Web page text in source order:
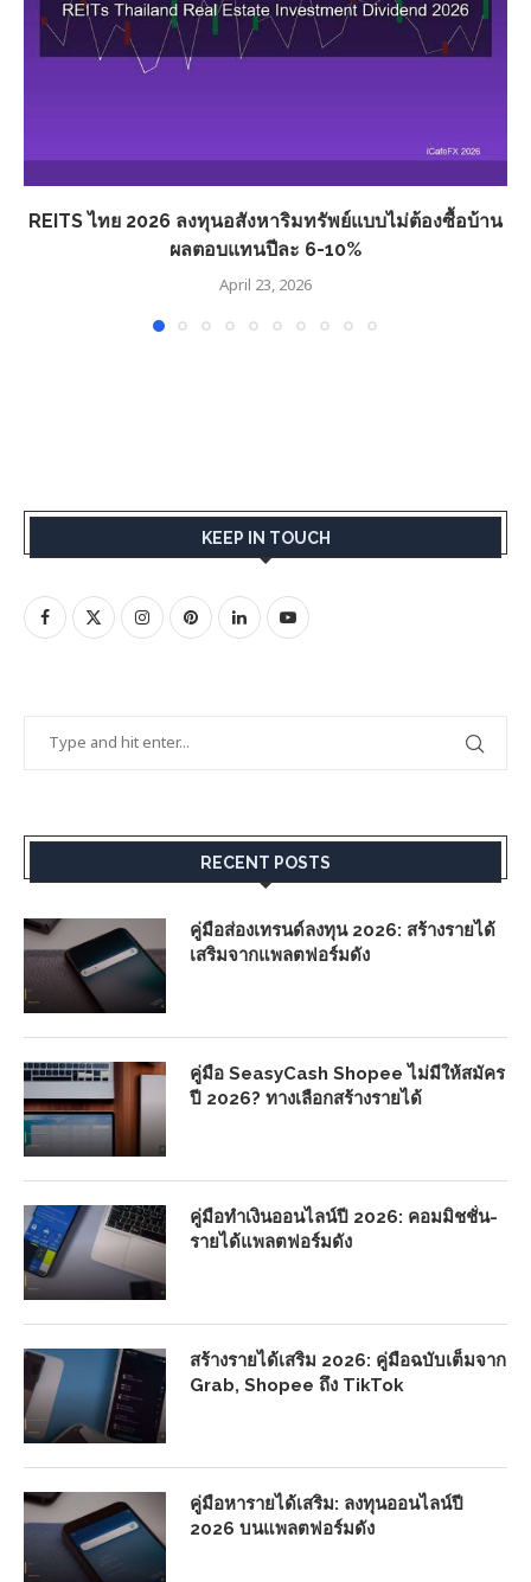
REITS ไทย 2026 ลงทุนอสังหาริมทรัพย์แบบไม่ต้องซื้อบ้าน
ผลตอบแทนปีละ 6-10%
April 23, 2026
KEEP IN TOUCH
RECENT POSTS
คู่มือส่องเทรนด์ลงทุน 2026: สร้างรายได้
เสริมจากแพลตฟอร์มดัง
คู่มือ SeasyCash Shopee ไม่มีให้สมัคร
ปี 2026? ทางเลือกสร้างรายได้
คู่มือทำเงินออนไลน์ปี 2026: คอมมิชชั่น-
รายได้แพลตฟอร์มดัง
สร้างรายได้เสริม 2026: คู่มือฉบับเต็มจาก
Grab, Shopee ถึง TikTok
คู่มือหารายได้เสริม: ลงทุนออนไลน์ปี
2026 บนแพลตฟอร์มดัง